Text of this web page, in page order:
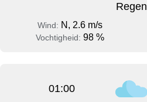
Regen
Wind: N, 2.6 m/s
Vochtigheid: 98 %
01:00